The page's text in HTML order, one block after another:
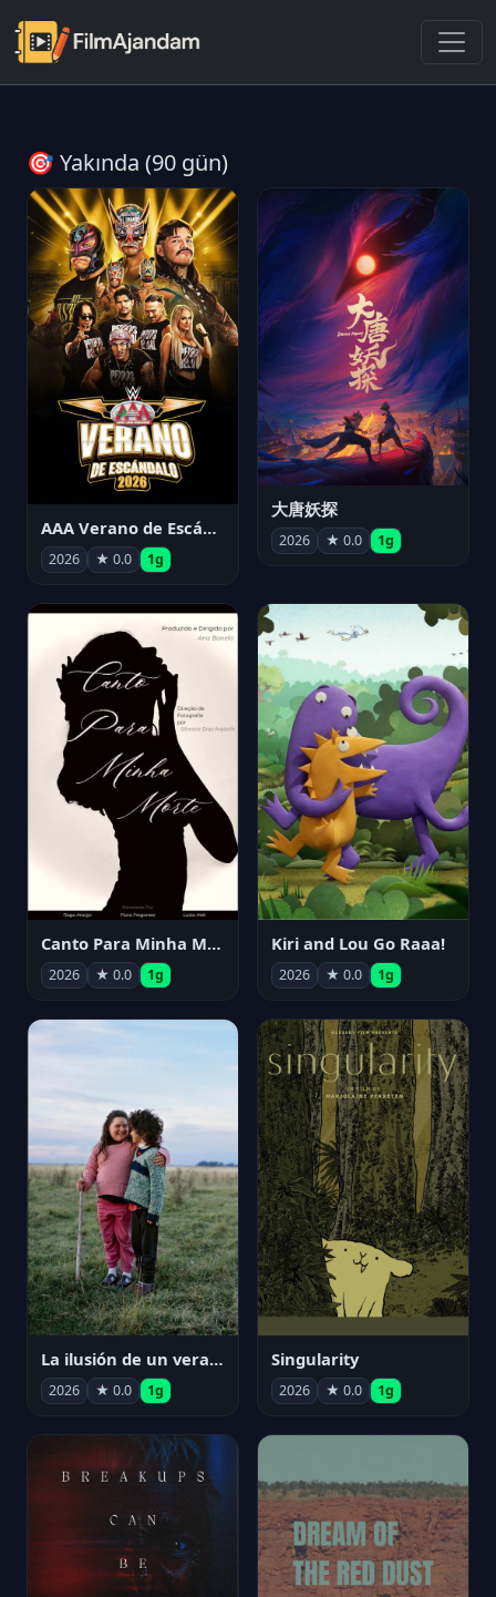
🎯 Yakında (90 gün)
AAA Verano de Escándalo 2026 - Week 3
2026 ★ 0.0 1g
大唐妖探
2026 ★ 0.0 1g
Canto Para Minha Morte
2026 ★ 0.0 1g
Kiri and Lou Go Raaa!
2026 ★ 0.0 1g
La ilusión de un verano sin fin
2026 ★ 0.0 1g
Singularity
2026 ★ 0.0 1g